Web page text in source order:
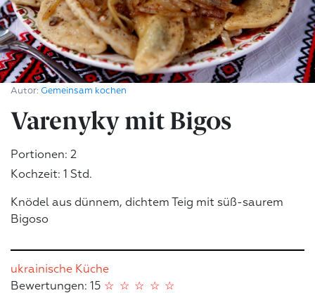
Autor: Gemeinsam kochen
Varenyky mit Bigos
Portionen: 2
Kochzeit: 1 Std.
Knödel aus dünnem, dichtem Teig mit süß-saurem
Bigoso
ukrainische Küche
Bewertungen: 15
☆
☆
☆
☆
☆